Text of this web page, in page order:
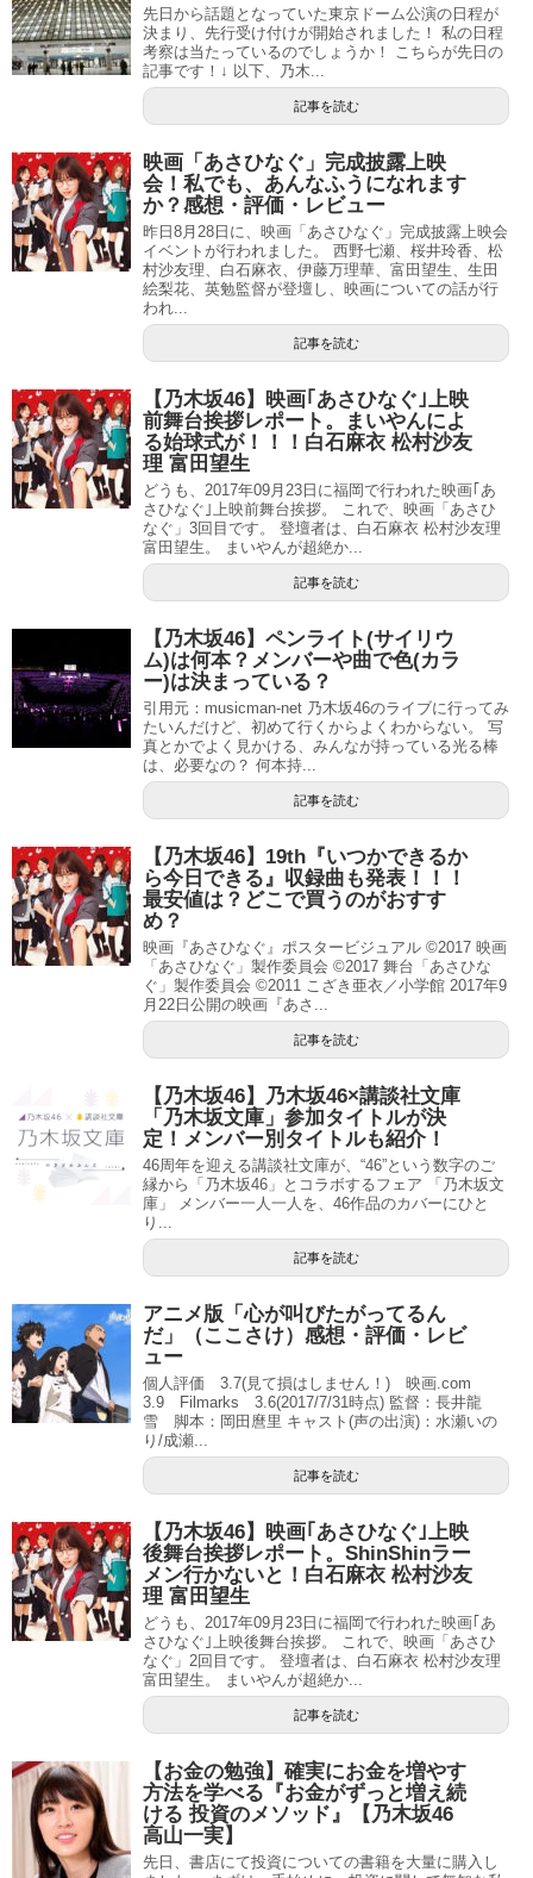
先日から話題となっていた東京ドーム公演の日程が
決まり、先行受け付けが開始されました！ 私の日程
考察は当たっているのでしょうか！ こちらが先日の
記事です！↓ 以下、乃木...
記事を読む
映画「あさひなぐ」完成披露上映
会！私でも、あんなふうになれます
か？感想・評価・レビュー
昨日8月28日に、映画「あさひなぐ」完成披露上映会
イベントが行われました。 西野七瀬、桜井玲香、松
村沙友理、白石麻衣、伊藤万理華、富田望生、生田
絵梨花、英勉監督が登壇し、映画についての話が行
われ...
記事を読む
【乃木坂46】映画｢あさひなぐ｣上映
前舞台挨拶レポート。まいやんによ
る始球式が！！！白石麻衣 松村沙友
理 富田望生
どうも、2017年09月23日に福岡で行われた映画｢あ
さひなぐ｣上映前舞台挨拶。 これで、映画「あさひ
なぐ」3回目です。 登壇者は、白石麻衣 松村沙友理
富田望生。 まいやんが超絶か...
記事を読む
【乃木坂46】ペンライト(サイリウ
ム)は何本？メンバーや曲で色(カラ
ー)は決まっている？
引用元：musicman-net 乃木坂46のライブに行ってみ
たいんだけど、初めて行くからよくわからない。 写
真とかでよく見かける、みんなが持っている光る棒
は、必要なの？ 何本持...
記事を読む
【乃木坂46】19th『いつかできるか
ら今日できる』収録曲も発表！！！
最安値は？どこで買うのがおすす
め？
映画『あさひなぐ』ポスタービジュアル ©2017 映画
「あさひなぐ」製作委員会 ©2017 舞台「あさひな
ぐ」製作委員会 ©2011 こざき亜衣／小学館 2017年9
月22日公開の映画『あさ...
記事を読む
【乃木坂46】乃木坂46×講談社文庫
「乃木坂文庫」参加タイトルが決
定！メンバー別タイトルも紹介！
46周年を迎える講談社文庫が、“46”という数字のご
縁から「乃木坂46」とコラボするフェア 「乃木坂文
庫」 メンバー一人一人を、46作品のカバーにひと
り...
記事を読む
アニメ版「心が叫びたがってるん
だ」（ここさけ）感想・評価・レビ
ュー
個人評価 3.7(見て損はしません！) 映画.com
3.9 Filmarks 3.6(2017/7/31時点) 監督：長井龍
雪 脚本：岡田麿里 キャスト(声の出演)：水瀬いの
り/成瀬...
記事を読む
【乃木坂46】映画｢あさひなぐ｣上映
後舞台挨拶レポート。ShinShinラー
メン行かないと！白石麻衣 松村沙友
理 富田望生
どうも、2017年09月23日に福岡で行われた映画｢あ
さひなぐ｣上映後舞台挨拶。 これで、映画「あさひ
なぐ」2回目です。 登壇者は、白石麻衣 松村沙友理
富田望生。 まいやんが超絶か...
記事を読む
【お金の勉強】確実にお金を増やす
方法を学べる『お金がずっと増え続
ける 投資のメソッド』【乃木坂46
高山一実】
先日、書店にて投資についての書籍を大量に購入し